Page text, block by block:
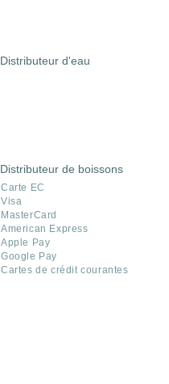
Distributeur d'eau
Distributeur de boissons
Carte EC
Visa
MasterCard
American Express
Apple Pay
Google Pay
Cartes de crédit courantes